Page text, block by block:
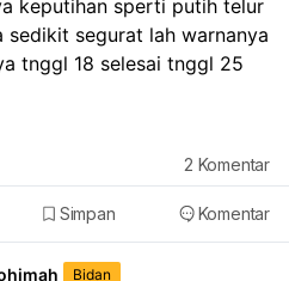
keputihan sperti putih telur
sedikit segurat lah warnanya
tnggl 18 selesai tnggl 25
Simpan Komentar
2 Komentar
Bidan